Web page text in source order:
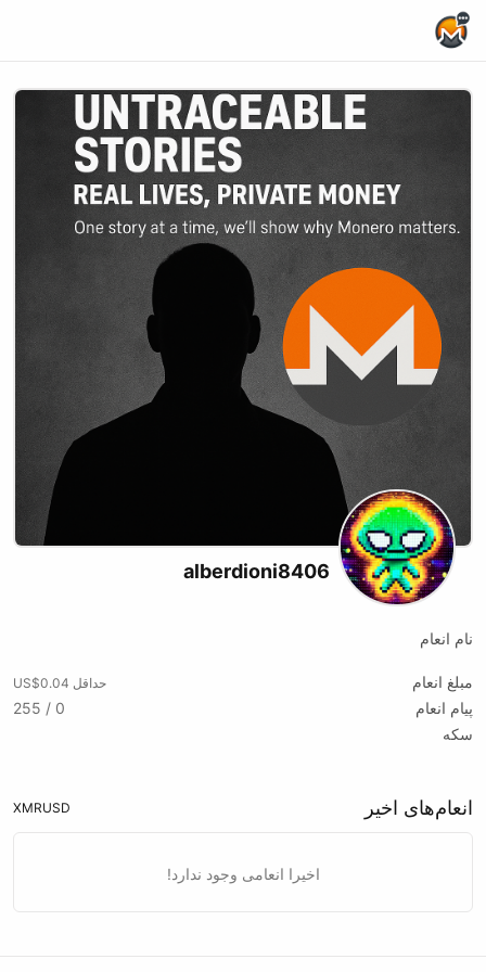
alberdioni8406
نام انعام
مبلغ انعام حداقل US$0.04
پیام انعام
0 / 255
سکه
انعام‌های اخیر USD
XMR
اخیرا انعامی وجود ندارد!